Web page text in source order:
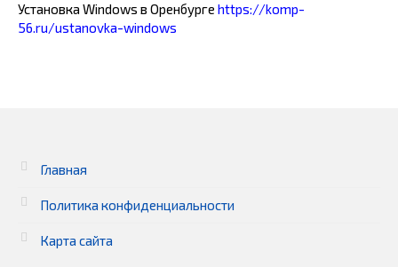
Установка Windows в Оренбурге https://komp-
56.ru/ustanovka-windows
Главная
Политика конфиденциальности
Карта сайта